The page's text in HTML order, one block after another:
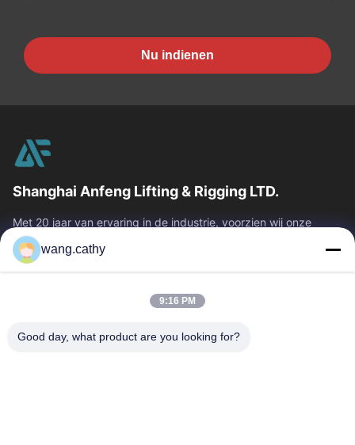
Nu indienen
Shanghai Anfeng Lifting & Rigging LTD.
Met 20 jaar van ervaring in de industrie, voorzien wij onze
klanten van premie die & producten en douane-ontworpen het
opheffen oplossingen...
Snelle Links
Producten
Video's
Ongeveer Ons
wang.cathy
9:16 PM
Good day, what product are you looking for?